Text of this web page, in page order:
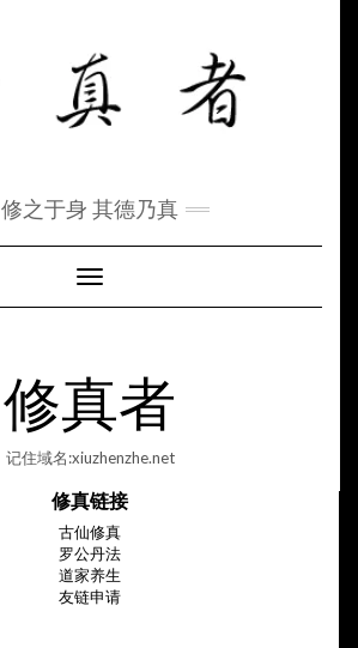
修之于身 其德乃真
Toggle Navigation
修真者
记住域名:xiuzhenzhe.net
修真链接
古仙修真
罗公丹法
道家养生
友链申请